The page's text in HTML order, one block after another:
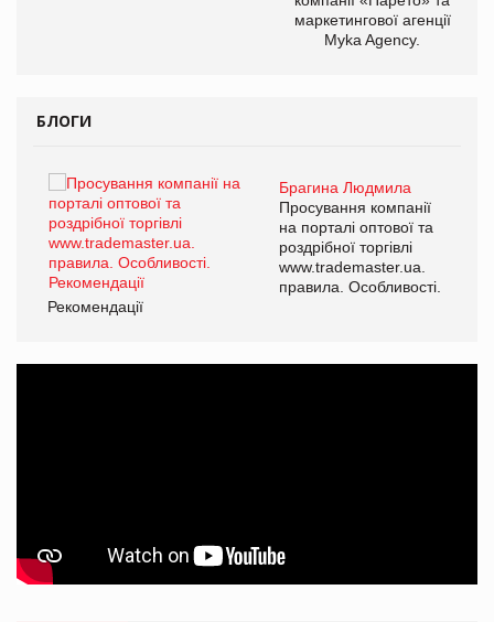
маркетингової агенції
Myka Agency.
БЛОГИ
Брагина Людмила
Просування компанії
на порталі оптової та
роздрібної торгівлі
www.trademaster.ua.
правила. Особливості.
Рекомендації